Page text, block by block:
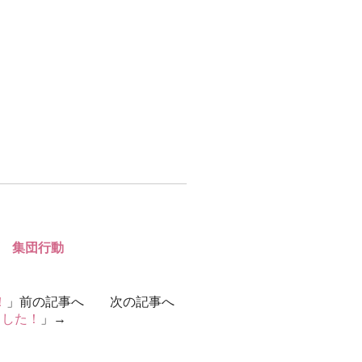
集団行動
」前の記事へ 次の記事へ
た！ 」→